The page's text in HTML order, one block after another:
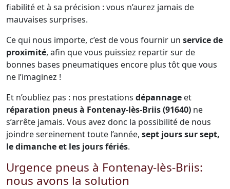
fiabilité et à sa précision : vous n’aurez jamais de
mauvaises surprises.
Ce qui nous importe, c’est de vous fournir un service de
proximité, afin que vous puissiez repartir sur de
bonnes bases pneumatiques encore plus tôt que vous
ne l’imaginez !
Et n’oubliez pas : nos prestations dépannage et
réparation pneus à Fontenay-lès-Briis (91640) ne
s’arrête jamais. Vous avez donc la possibilité de nous
joindre sereinement toute l’année, sept jours sur sept,
le dimanche et les jours fériés.
Urgence pneus à Fontenay-lès-Briis:
nous avons la solution